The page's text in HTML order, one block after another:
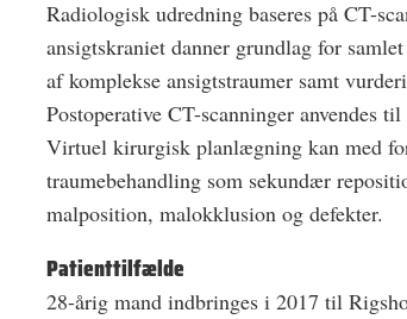
Radiologisk udredning baseres på CT-
ansigtskraniet danner grundlag for
af komplekse ansigtstraumer samt
Postoperative CT-scanninger anvendes
Virtuel kirurgisk planlægning kan med
traumebehandling som sekundær
malposition, malokklusion og defekter.
Patienttilfælde
28-årig mand indbringes i 2017 til